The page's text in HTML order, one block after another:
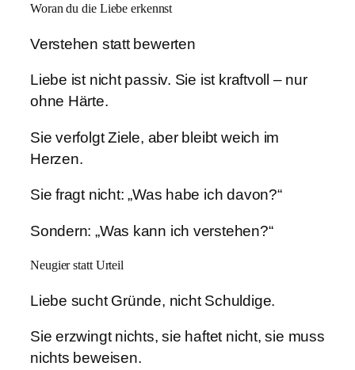
Woran du die Liebe erkennst
Verstehen statt bewerten
Liebe ist nicht passiv. Sie ist kraftvoll – nur
ohne Härte.
Sie verfolgt Ziele, aber bleibt weich im
Herzen.
Sie fragt nicht: „Was habe ich davon?“
Sondern: „Was kann ich verstehen?“
Neugier statt Urteil
Liebe sucht Gründe, nicht Schuldige.
Sie erzwingt nichts, sie haftet nicht, sie muss
nichts beweisen.